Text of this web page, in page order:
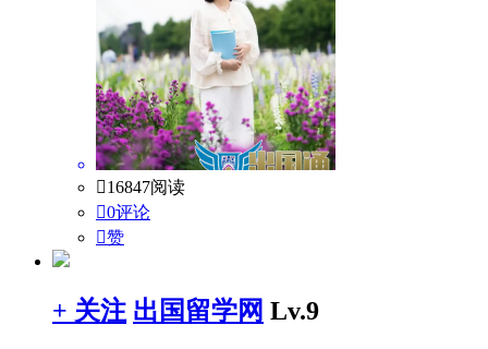
16847阅读
0评论
赞
+ 关注 出国留学网 Lv.9